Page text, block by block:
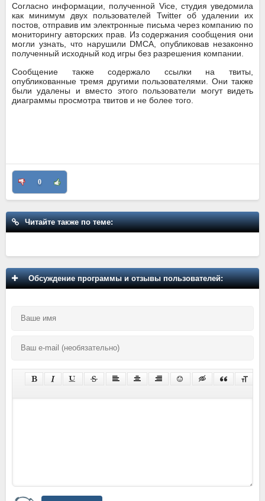
Согласно информации, полученной Vice, студия уведомила
как минимум двух пользователей Twitter об удалении их
постов, отправив им электронные письма через компанию по
мониторингу авторских прав. Из содержания сообщения они
могли узнать, что нарушили DMCA, опубликовав незаконно
полученный исходный код игры без разрешения компании.
Сообщение также содержало ссылки на твиты,
опубликованные тремя другими пользователями. Они также
были удалены и вместо этого пользователи могут видеть
диаграммы просмотра твитов и не более того.
0
Читайте также по теме:
Обсуждение программы и отзывы пользователей: